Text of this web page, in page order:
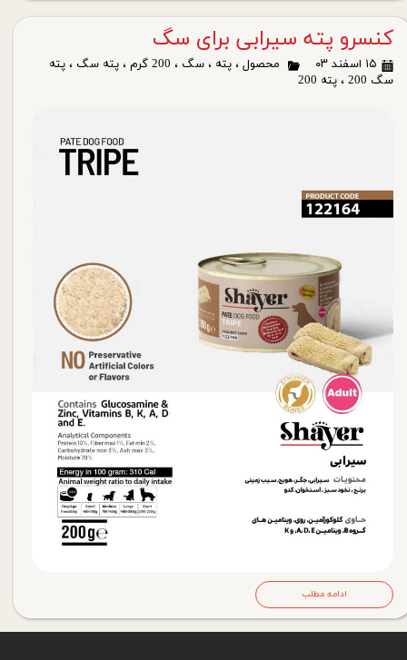
کنسرو پته سیرابی برای سگ
۱۵ اسفند ۰۳ محصول ،پته ،سگ ، 200 گرم ،پته سگ ،پته
سگ 200
،پته 200
ادامه مطلب